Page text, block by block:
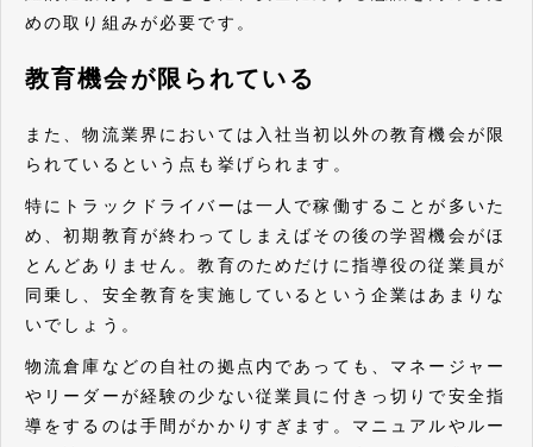
めの取り組みが必要です。
教育機会が限られている
また、物流業界においては入社当初以外の教育機会が限
られているという点も挙げられます。
特にトラックドライバーは一人で稼働することが多いた
め、初期教育が終わってしまえばその後の学習機会がほ
とんどありません。教育のためだけに指導役の従業員が
同乗し、安全教育を実施しているという企業はあまりな
いでしょう。
物流倉庫などの自社の拠点内であっても、マネージャー
やリーダーが経験の少ない従業員に付きっ切りで安全指
導をするのは手間がかかりすぎます。マニュアルやルー